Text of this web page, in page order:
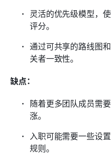
灵活的优先级模型，
评分。
通过可共享的路线图
关者一致性。
缺点：
随着更多团队成员需
涨。
入职可能需要一些设
规则。